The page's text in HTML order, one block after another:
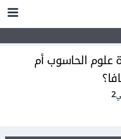
علوم الحاسوب أم